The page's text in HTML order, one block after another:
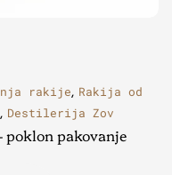
rakije, Rakija od
, Destilerija Zov
poklon pakovanje